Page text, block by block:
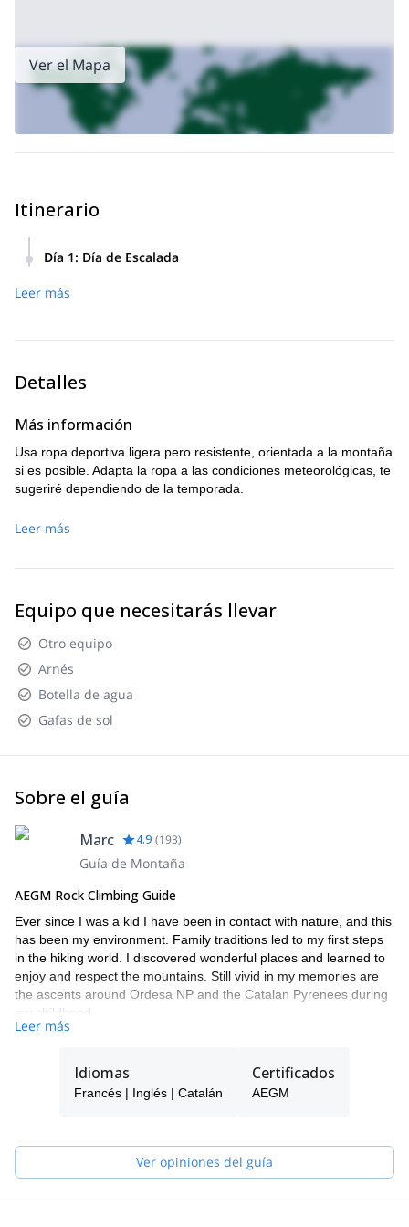
Ver el Mapa
Itinerario
Día 1: Día de Escalada
temporada. Los acantilados están orientados al este, así
acantilado. Después de escalar la pared de 100 metros de
altura, caminaremos de regreso a la playa donde tomamos
Leer más
Detalles
Más información
Usa ropa deportiva ligera pero resistente, orientada a la montaña
si es posible. Adapta la ropa a las condiciones meteorológicas, te
sugeriré dependiendo de la temporada.
Leer más
Equipo que necesitarás llevar
Otro equipo
Arnés
Botella de agua
Gafas de sol
Sobre el guía
Marc 4.9 (193)
Guía de Montaña
AEGM Rock Climbing Guide
Ever since I was a kid I have been in contact with nature, and this
has been my environment. Family traditions led to my first steps
in the hiking world. I discovered wonderful places and learned to
enjoy and respect the mountains. Still vivid in my memories are
the ascents around Ordesa NP and the Catalan Pyrenees during
my childhood.
Montsec range as my school. With the experience gained I
widened my horizons and started discovering new walls: Ordesa,
In 2000, I got my Civil Engineer degree. I then spent my holidays
climbing. At this point I started exploring the big possibilities
Leer más
Idiomas
Francés | Inglés | Catalán
Certificados
AEGM
Ver opiniones del guía